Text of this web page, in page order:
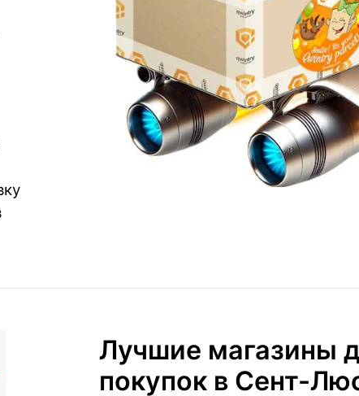
Лучшие магазины
покупок в Сент-